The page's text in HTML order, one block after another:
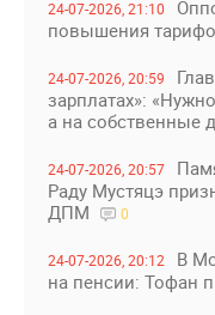
24-07-2026, 21:10
повышения
24-07-2026, 20:59
зарплатах»:
а на собственные
24-07-2026, 20:57
Раду Мустяцэ
ДПМ
0
24-07-2026, 20:12
В
на пенсии: Тофан